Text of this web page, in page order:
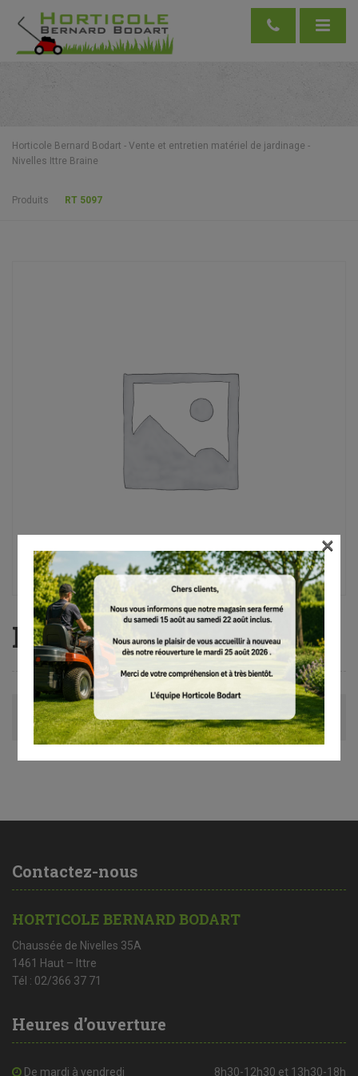
Horticole Bernard Bodart - Vente et entretien matériel de jardinage -
Nivelles Ittre Braine
Produits RT 5097
RT 5097
Avis (0)
Contactez-nous
HORTICOLE BERNARD BODART
Chaussée de Nivelles 35A
1461 Haut – Ittre
Tél : 02/366 37 71
Heures d’ouverture
De mardi à vendredi 8h30-12h30 et 13h30-18h
×